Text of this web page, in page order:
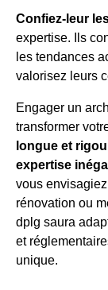
Confiez-leur
expertise. Ils
les tendances
valorisez leurs
Engager un
transformer
longue et
expertise
vous
rénovation ou
dplg saura
et
unique.